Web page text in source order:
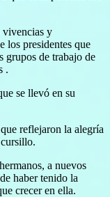
vivencias y
los presidentes que
grupos de trabajo de
.
se llevó en su
reflejaron la alegría
a nuevos
haber tenido la
crecer en ella.